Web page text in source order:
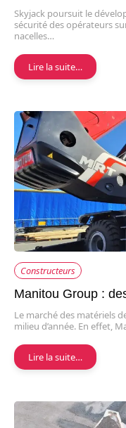
Skyjack poursuit le
sécurité des opérateurs
nacelles…
Lire la suite…
Constructeurs
Manitou Group :
Le marché des matériels
milieu d’année. En effet,
Lire la suite…